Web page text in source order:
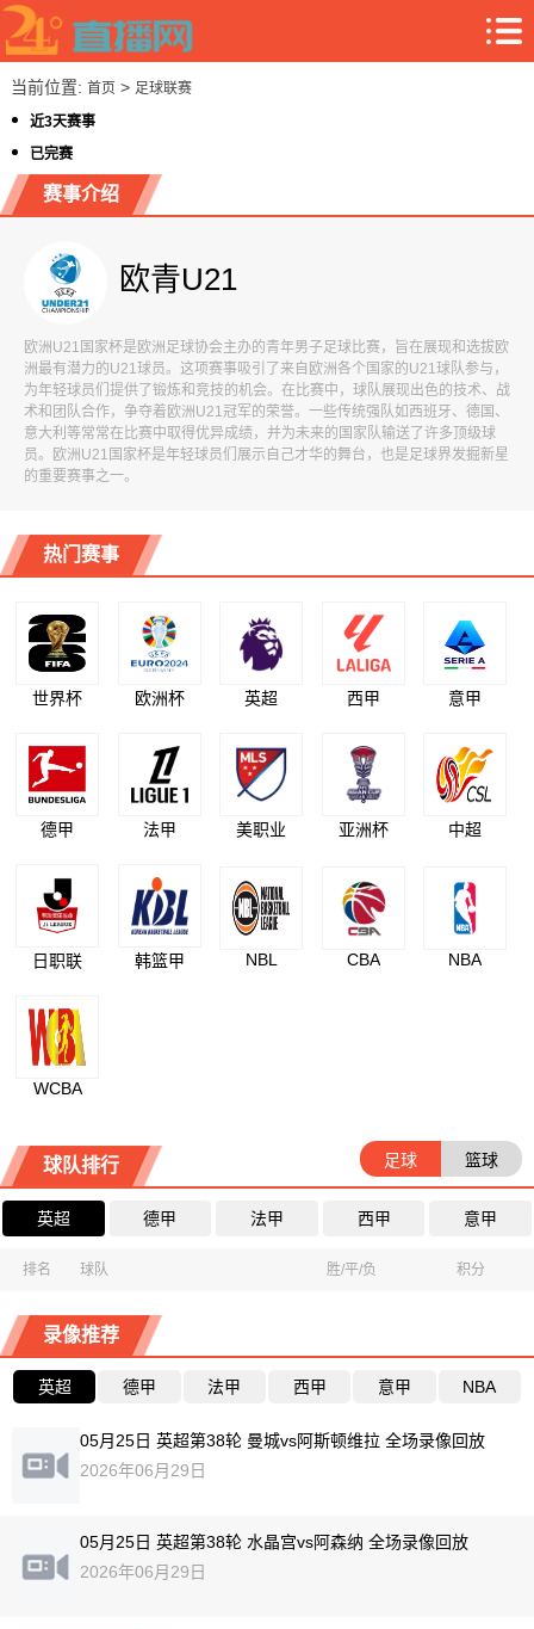
当前位置: 首页> 足球联赛
近3天赛事
已完赛
赛事介绍
欧青U21
欧洲U21国家杯是欧洲足球协会主办的青年男子足球比赛，旨在展现和选拔欧
洲最有潜力的U21球员。这项赛事吸引了来自欧洲各个国家的U21球队参与，
为年轻球员们提供了锻炼和竞技的机会。在比赛中，球队展现出色的技术、战
术和团队合作，争夺着欧洲U21冠军的荣誉。一些传统强队如西班牙、德国、
意大利等常常在比赛中取得优异成绩，并为未来的国家队输送了许多顶级球
员。欧洲U21国家杯是年轻球员们展示自己才华的舞台，也是足球界发掘新星
的重要赛事之一。
热门赛事
世界杯 欧洲杯 英超 西甲 意甲
德甲 法甲 美职业 亚洲杯 中超
日职联 韩篮甲 NBL CBA NBA
WCBA
球队排行 足球 篮球
英超 德甲 法甲 西甲 意甲
排名 球队 胜/平/负 积分
录像推荐
英超 德甲 法甲 西甲 意甲 NBA
05月25日 英超第38轮 曼城vs阿斯顿维拉 全场录像回放
2026年06月29日
05月25日 英超第38轮 水晶宫vs阿森纳 全场录像回放
2026年06月29日